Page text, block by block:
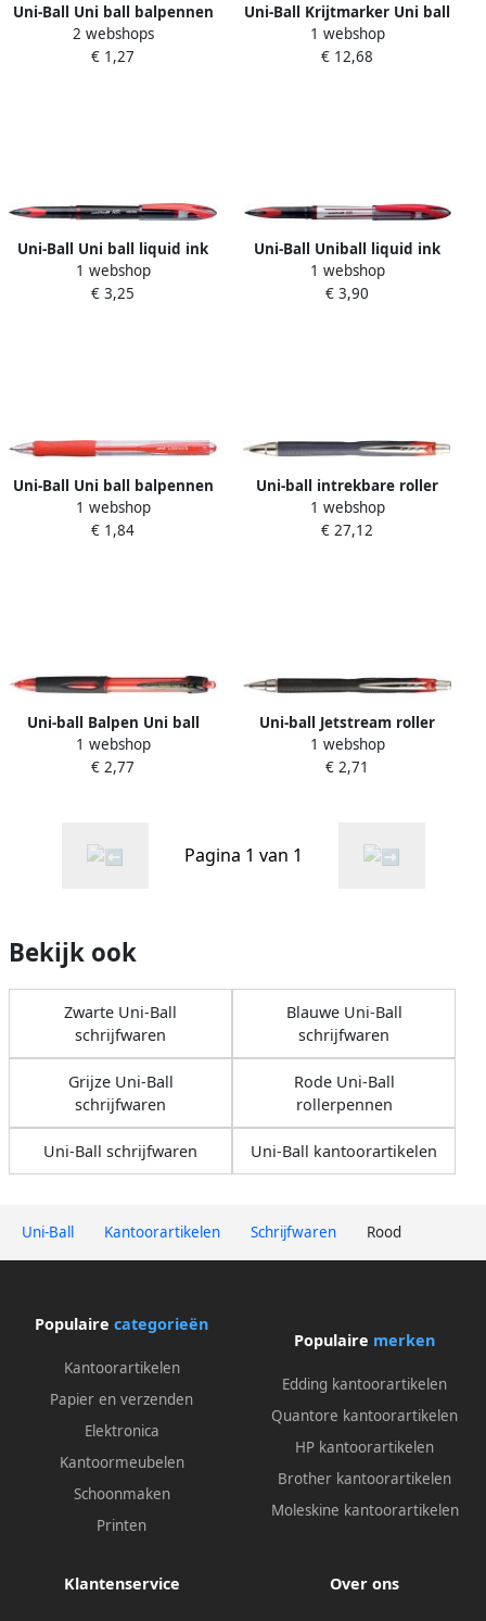
Uni-Ball Kantoorartikelen Schrijfwaren Rood
Uni-Ball Uni ball balpennen
Laknock schrijfbreedte 0 4
mm schrijfpunt 1 mm
2 webshops
€ 1,27
Uni-Ball Krijtmarker Uni ball
rood beitelvormige punt
van 8 mm
1 webshop
€ 12,68
Uni-Ball Uni ball liquid ink
roller Micro Air rood
1 webshop
€ 3,25
Uni-Ball Uniball liquid ink
roller Air rood
1 webshop
€ 3,90
Uni-Ball Uni ball balpennen
Laknock schrijfbreedte 0 3
mm schrijfpunt 0 7 mm
1 webshop
€ 1,84
Uni-ball intrekbare roller
Jetstream rood
schrijfbreedte: 0 35 mm
1 webshop
€ 27,12
Uni-ball Balpen Uni ball
Powertank 1.0mm rood
1 webshop
€ 2,77
Uni-ball Jetstream roller
intrekbaar schrijfbreedte 0
45 mm rood
1 webshop
€ 2,71
Pagina 1 van 1
Bekijk ook
Zwarte Uni-Ball
schrijfwaren
Blauwe Uni-Ball
schrijfwaren
Grijze Uni-Ball
schrijfwaren
Rode Uni-Ball
rollerpennen
Uni-Ball schrijfwaren Uni-Ball kantoorartikelen
Populaire categorieën
Kantoorartikelen
Papier en verzenden
Elektronica
Kantoormeubelen
Schoonmaken
Printen
Populaire merken
Edding kantoorartikelen
Quantore kantoorartikelen
HP kantoorartikelen
Brother kantoorartikelen
Moleskine kantoorartikelen
Klantenservice Over ons